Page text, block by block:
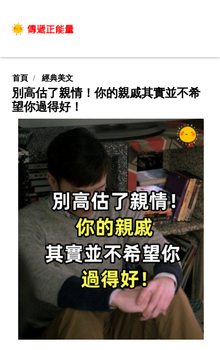
首頁 經典美文
別高估了親情！你的親戚其實並不希
望你過得好！